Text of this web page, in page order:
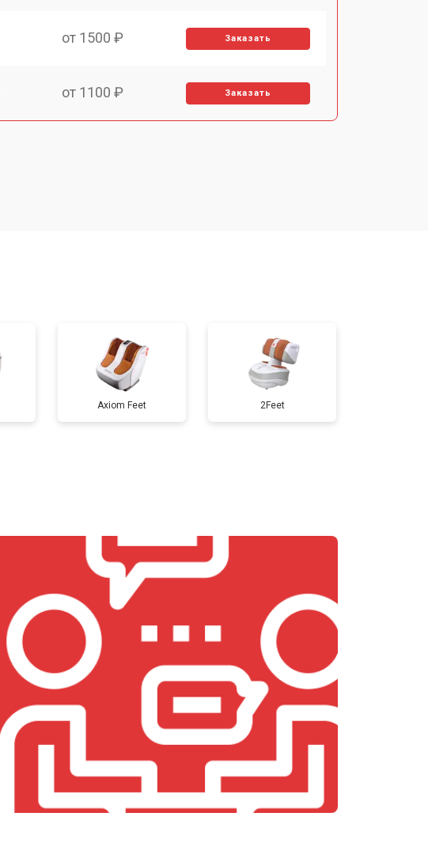
от 1500 ₽ Заказать
от 1100 ₽ Заказать
Axiom Feet 2Feet